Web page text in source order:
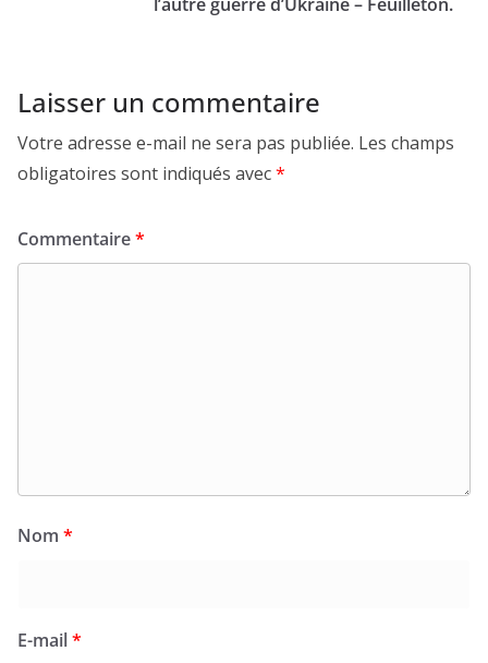
Laisser un commentaire
Votre adresse e-mail ne sera pas publiée. Les champs
obligatoires sont indiqués avec*
Commentaire*
Nom *
E-mail*